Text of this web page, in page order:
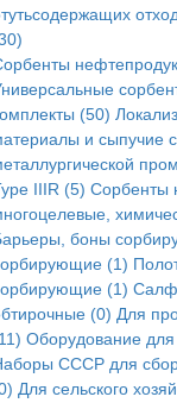
(50)
и сыпучие
IIIR (5) Cорбенты
боны
(1)
(1)
(0) Для
Оборудование
СССР для
Для сельского